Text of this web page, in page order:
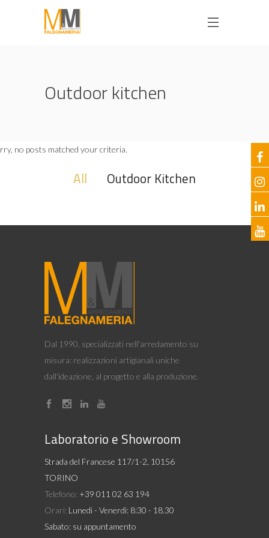
Outdoor kitchen
no posts matched your criteria.
All Outdoor Kitchen
Dal 1990, specializzati nell'arredamento su
misura: realizzazioni artigianali uniche
dall'ideazione, al progetto e alla produzione.
Laboratorio e Showroom
Strada del Francese 117/1-2, 10156
TORINO
Telefono: +39 011 02 63 194
Orari: Lunedì - Venerdì: 8:30 - 18.30
Sabato: su appuntamento